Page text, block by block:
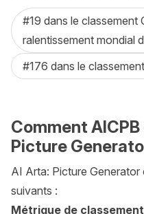
#19 dans le classement
ralentissement mondial
#176 dans le
Comment
Picture
AI Arta: Picture Generator
suivants :
Métrique de